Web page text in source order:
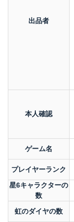
出品者
本人確認
ゲーム名
プレイヤーランク
星6キャラクターの
数
虹のダイヤの数